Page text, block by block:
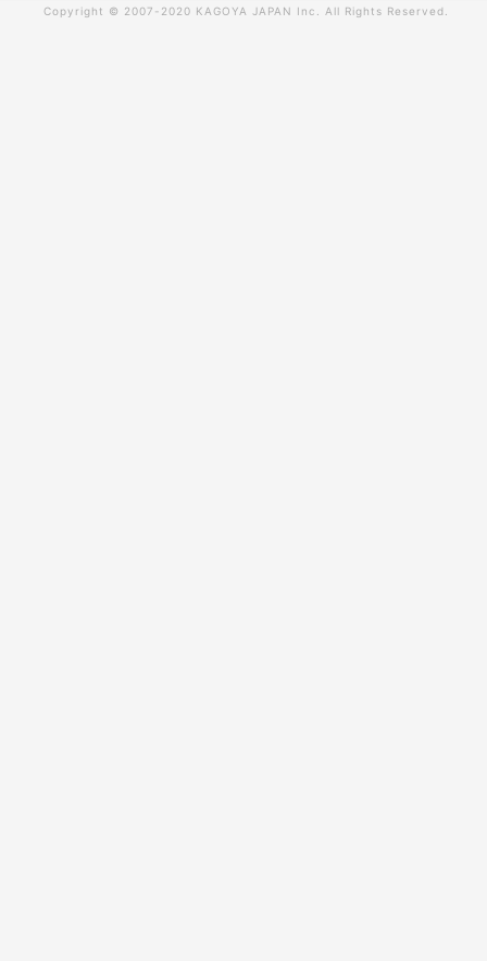
Copyright © 2007-2020 KAGOYA JAPAN Inc. All Rights Reserved.